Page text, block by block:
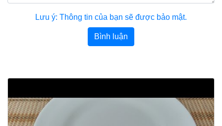
Lưu ý: Thông tin của bạn sẽ được bảo mật.
Bình luận